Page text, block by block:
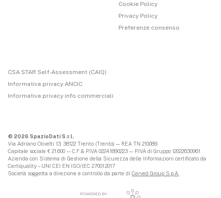
Cookie Policy
Privacy Policy
Preferenze consenso
CSA STAR Self-Assessment (CAIQ)
Informativa privacy ANCIC
Informativa privacy info commerciali
© 2026 SpazioDati S.r.l.
Via Adriano Olivetti 13, 38122 Trento (Trento) — REA TN 210089
Capitale sociale € 21.600 — C.F & P.IVA 02241890223 — P.IVA di Gruppo 12022630961
Azienda con Sistema di Gestione della Sicurezza delle Informazioni certificato da
Certiquality – UNI CEI EN ISO/IEC 27001:2017
Società soggetta a direzione e controllo da parte di Cerved Group S.p.A.